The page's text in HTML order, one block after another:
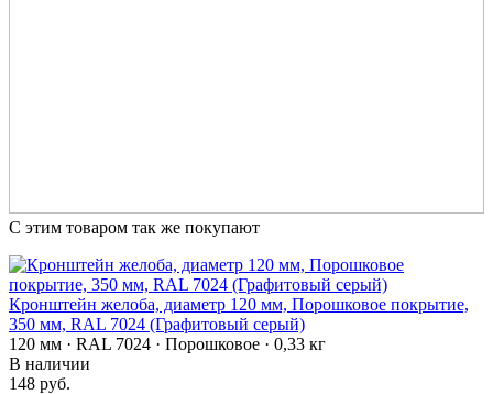
С этим товаром так же покупают
Кронштейн желоба, диаметр 120 мм, Порошковое покрытие,
350 мм, RAL 7024 (Графитовый серый)
120 мм · RAL 7024 · Порошковое · 0,33 кг
В наличии
148 руб.